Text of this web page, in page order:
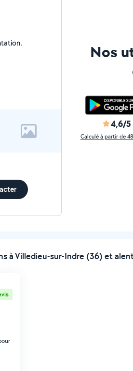
ma présentation.
Nos
4,6/5
Calculé à partir de
à Villedieu-sur-Indre (36) et